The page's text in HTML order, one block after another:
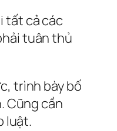
tất cả các
tuân thủ
trình bày bố
Cũng cần
luật.